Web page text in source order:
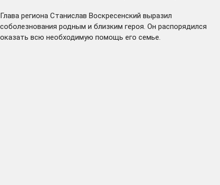
Глава региона Станислав Воскресенский выразил
соболезнования родным и близким героя. Он распорядился
оказать всю необходимую помощь его семье.